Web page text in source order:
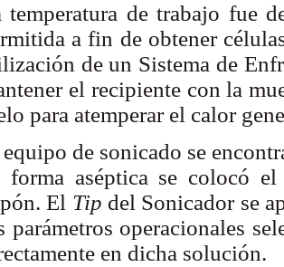
temperatura de trabajo fue
a fin de obtener
de un Sistema de
el recipiente con la
para atemperar el calor
de sonicado se
forma aséptica se colocó
El Tip del Sonicador se
parámetros operacionales
en dicha solución.